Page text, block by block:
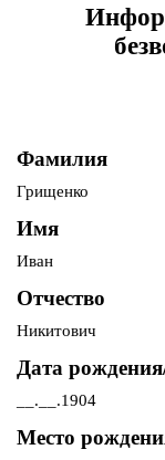
Фамилия
Грищенко
Имя
Иван
Отчество
Никитович
Дата
__.__.1904
Место